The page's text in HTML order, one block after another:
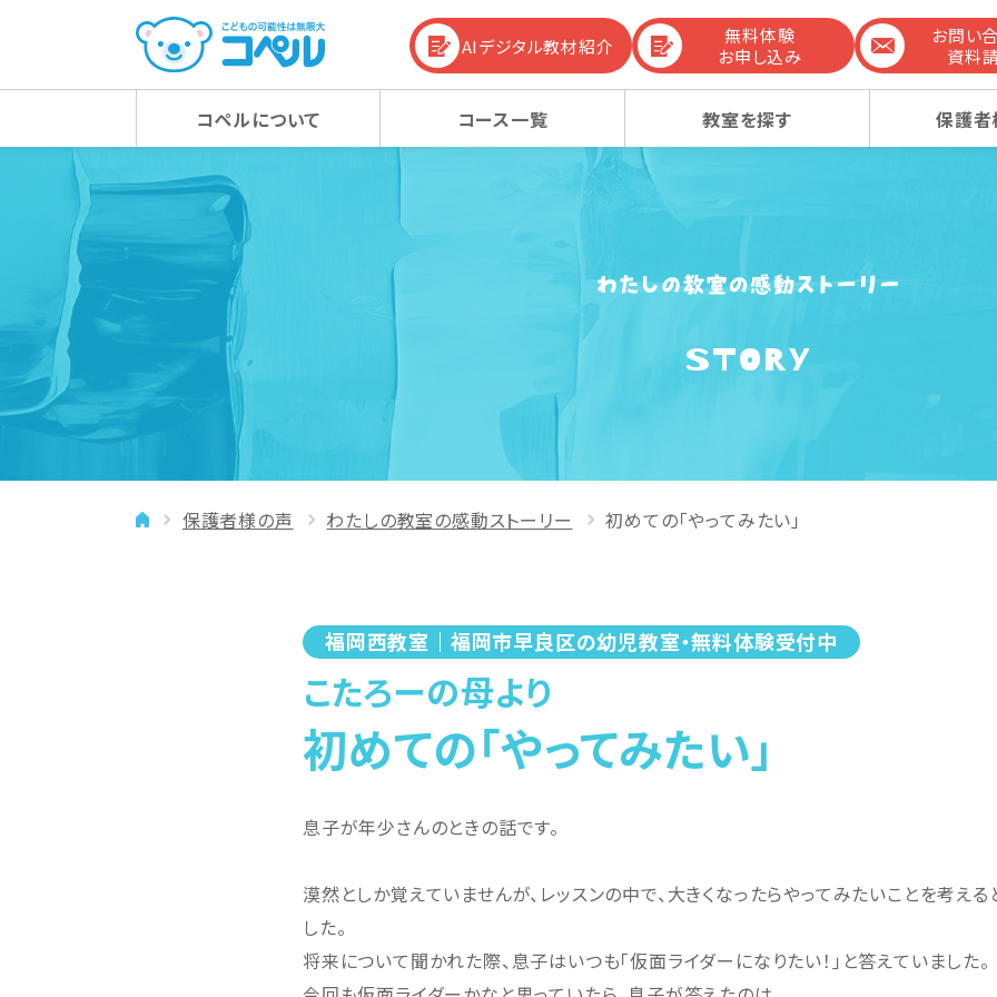
コペルについて
コペルの教育方針
コペルの教育方針 TOP
100%の力を引き出す
心の子育て
潜在能力を引き出す
年齢に合わせた学習法
「やりたい」を引き出す
選ばれる理由
新着情報
新着情報 TOP
お知らせ
イベント
コース一覧
幼児コース 幼稚園受験コース
マタニティクラス
教室を探す 保護者
幼児コース 幼稚園受験コース
マタニティクラス 感動ストーリー
幼児教育お役立ち情報
AIデジタル教材紹介
無料体験
お申し込み
お問い
資料
STORY
保護者様の声 わたしの教室の感動ストーリー 初めての「やってみたい」
福岡西教室｜福岡市早良区の幼児教室・無料体験受付中
こたろーの母より
初めての「やってみたい」
息子が年少さんのときの話です。
漠然としか覚えていませんが、レッスンの中で、大きくなったらやってみたいことを考え
した。
将来について聞かれた際、息子はいつも「仮面ライダーになりたい！」と答えていました。